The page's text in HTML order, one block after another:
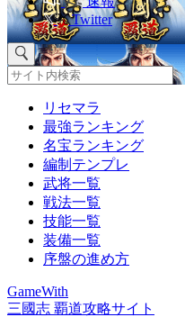
Twitter
リセマラ
最強ランキング
名宝ランキング
編制テンプレ
武将一覧
戦法一覧
技能一覧
装備一覧
序盤の進め方
GameWith
三國志 覇道攻略サイト